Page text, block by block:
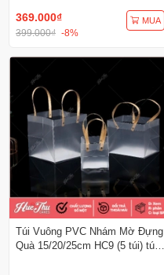
369.000₫
399.000₫ -8%
MUA
Túi Vuông PVC Nhám Mờ Đựng
Quà 15/20/25cm HC9 (5 túi) túi